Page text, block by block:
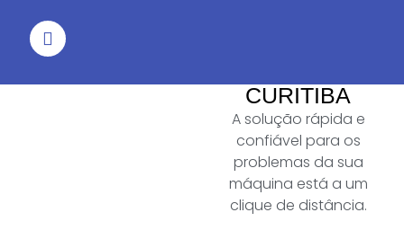
CURITIBA
A solução rápida e
confiável para os
problemas da sua
máquina está a um
clique de distância.